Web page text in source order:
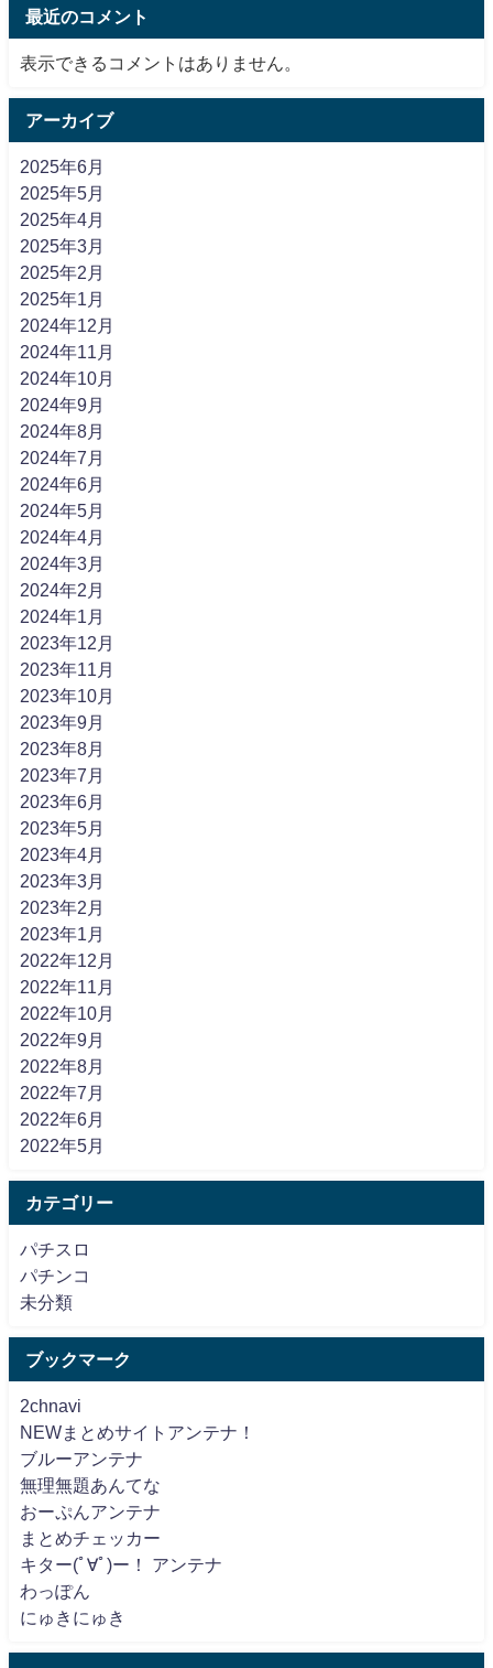
最近のコメント
表示できるコメントはありません。
アーカイブ
2025年6月
2025年5月
2025年4月
2025年3月
2025年2月
2025年1月
2024年12月
2024年11月
2024年10月
2024年9月
2024年8月
2024年7月
2024年6月
2024年5月
2024年4月
2024年3月
2024年2月
2024年1月
2023年12月
2023年11月
2023年10月
2023年9月
2023年8月
2023年7月
2023年6月
2023年5月
2023年4月
2023年3月
2023年2月
2023年1月
2022年12月
2022年11月
2022年10月
2022年9月
2022年8月
2022年7月
2022年6月
2022年5月
カテゴリー
パチスロ
パチンコ
未分類
ブックマーク
2chnavi
NEWまとめサイトアンテナ！
ブルーアンテナ
無理無題あんてな
おーぷんアンテナ
まとめチェッカー
キター(ﾟ∀ﾟ)ー！ アンテナ
わっぽん
にゅきにゅき